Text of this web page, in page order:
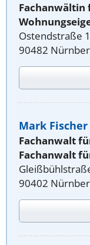
Fachanwältin
Ostendstraße
90482
Mark Fischer
Fachanwalt
Fachanwalt
90402